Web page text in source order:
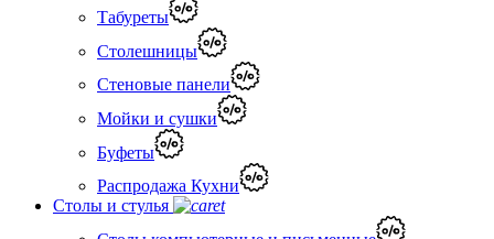
Табуреты
Столешницы
Стеновые панели
Мойки и сушки
Буфеты
Распродажа Кухни
Столы и стулья